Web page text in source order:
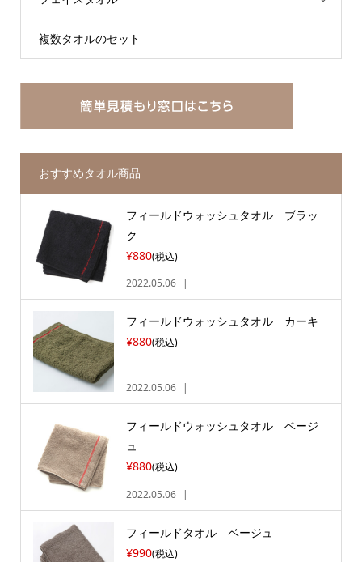
複数タオルのセット
おすすめタオル商品
フィールドウォッシュタオル ブラッ
ク
¥880(税込)
2022.05.06
フィールドウォッシュタオル カーキ
¥880(税込)
2022.05.06
フィールドウォッシュタオル ベージ
ュ
¥880(税込)
2022.05.06
フィールドタオル ベージュ
¥990(税込)